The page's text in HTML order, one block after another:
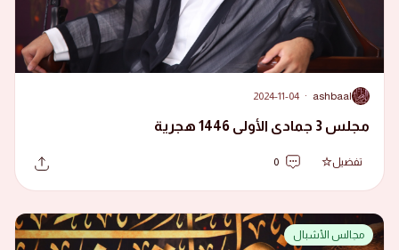
A
ashbaal
·
2024-11-04
مجلس 3 جمادى الأولى 1446 هجرية
تفضيل 0
مجالس الأشبال